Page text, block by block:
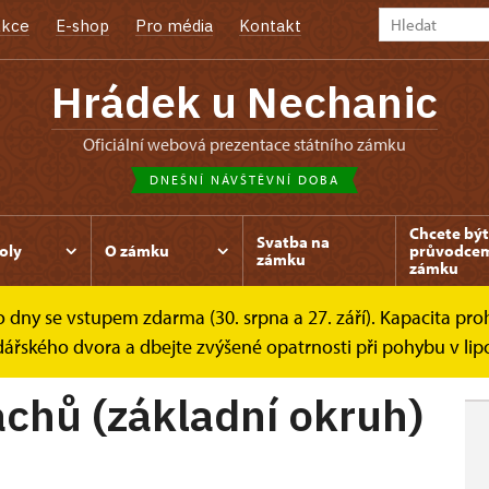
E-shop Pro média Kontakt
Hrádek u Nechanic
oficiální webová prezentace státního zámku
DNEŠNÍ NÁVŠTĚVNÍ DOBA
O zámku
Svatba na
zámku
Chcete být
zámku
dny se vstupem zdarma (30. srpna a 27. září). Kapacita
dvora a dbejte zvýšené opatrnosti při pohybu v
Prohlídkové okruhy Lesk a sláva Harrachů
(základní okruh)